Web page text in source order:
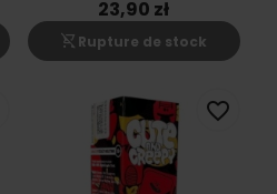
23,90 zł
shopping_cart_off Rupture de stock
favorite_border